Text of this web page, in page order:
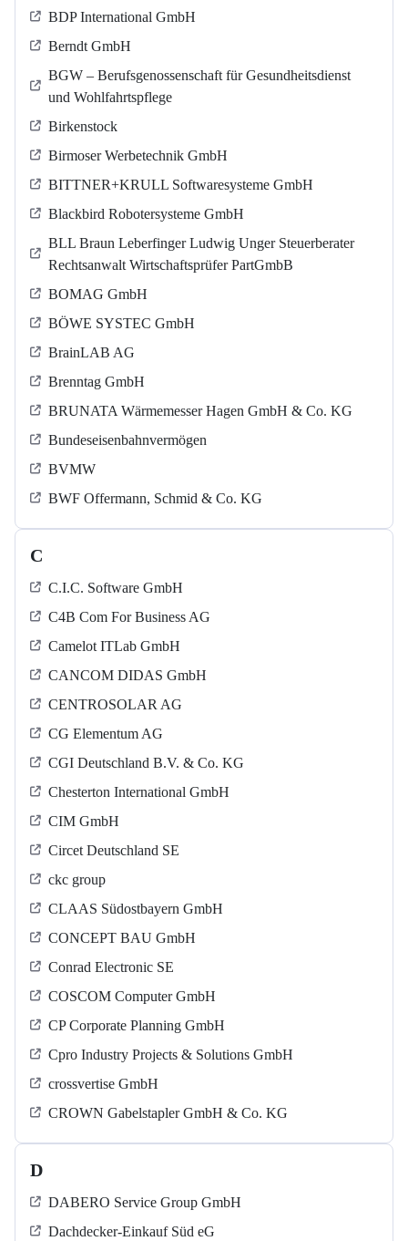
BDP International GmbH
Berndt GmbH
BGW – Berufsgenossenschaft für Gesundheitsdienst
und Wohlfahrtspflege
Birkenstock
Birmoser Werbetechnik GmbH
BITTNER+KRULL Softwaresysteme GmbH
Blackbird Robotersysteme GmbH
BLL Braun Leberfinger Ludwig Unger Steuerberater
Rechtsanwalt Wirtschaftsprüfer PartGmbB
BOMAG GmbH
BÖWE SYSTEC GmbH
BrainLAB AG
Brenntag GmbH
BRUNATA Wärmemesser Hagen GmbH & Co. KG
Bundeseisenbahnvermögen
BVMW
BWF Offermann, Schmid & Co. KG
C
C.I.C. Software GmbH
C4B Com For Business AG
Camelot ITLab GmbH
CANCOM DIDAS GmbH
CENTROSOLAR AG
CG Elementum AG
CGI Deutschland B.V. & Co. KG
Chesterton International GmbH
CIM GmbH
Circet Deutschland SE
ckc group
CLAAS Südostbayern GmbH
CONCEPT BAU GmbH
Conrad Electronic SE
COSCOM Computer GmbH
CP Corporate Planning GmbH
Cpro Industry Projects & Solutions GmbH
crossvertise GmbH
CROWN Gabelstapler GmbH & Co. KG
D
DABERO Service Group GmbH
Dachdecker-Einkauf Süd eG